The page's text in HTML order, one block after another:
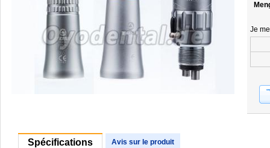
Je
Spécifications Avis sur le produit